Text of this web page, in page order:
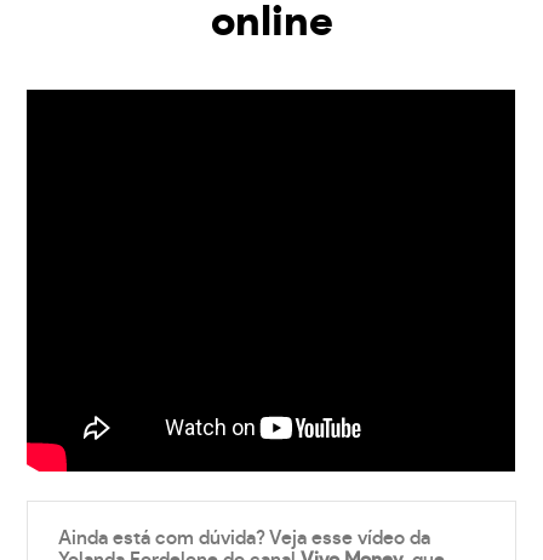
online
Ainda está com dúvida? Veja esse vídeo da